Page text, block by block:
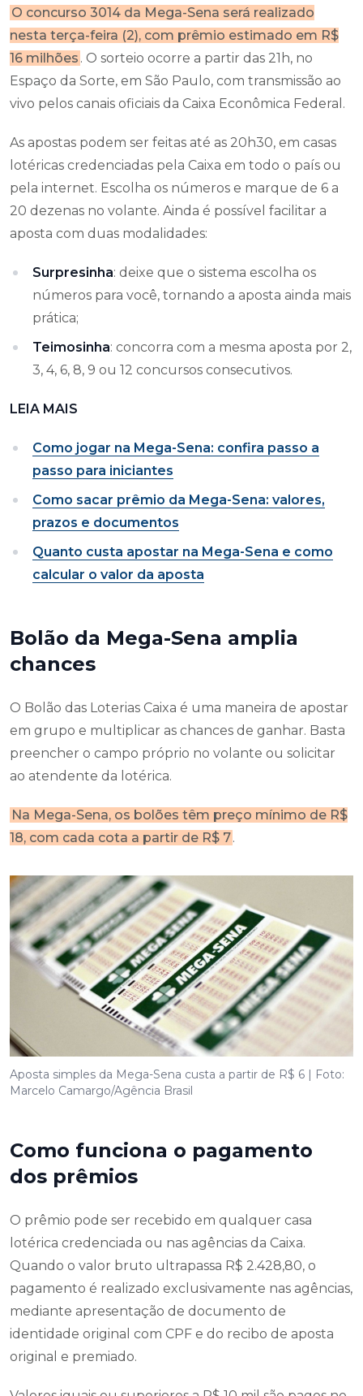
O concurso 3014 da Mega-Sena será realizado
nesta terça-feira (2), com prêmio estimado em R$
16 milhões . O sorteio ocorre a partir das 21h, no
Espaço da Sorte, em São Paulo, com transmissão ao
vivo pelos canais oficiais da Caixa Econômica Federal.
As apostas podem ser feitas até as 20h30, em casas
lotéricas credenciadas pela Caixa em todo o país ou
pela internet. Escolha os números e marque de 6 a
20 dezenas no volante. Ainda é possível facilitar a
aposta com duas modalidades:
Surpresinha: deixe que o sistema escolha os
números para você, tornando a aposta ainda mais
prática;
Teimosinha: concorra com a mesma aposta por 2,
3, 4, 6, 8, 9 ou 12 concursos consecutivos.
LEIA MAIS
Como jogar na Mega-Sena: confira passo a
passo para iniciantes
Como sacar prêmio da Mega-Sena: valores,
prazos e documentos
Quanto custa apostar na Mega-Sena e como
calcular o valor da aposta
Bolão da Mega-Sena amplia
chances
O Bolão das Loterias Caixa é uma maneira de apostar
em grupo e multiplicar as chances de ganhar. Basta
preencher o campo próprio no volante ou solicitar
ao atendente da lotérica.
Na Mega-Sena, os bolões têm preço mínimo de R$
18, com cada cota a partir de R$ 7.
Aposta simples da Mega-Sena custa a partir de R$ 6 | Foto:
Marcelo Camargo/Agência Brasil
Como funciona o pagamento
dos prêmios
O prêmio pode ser recebido em qualquer casa
lotérica credenciada ou nas agências da Caixa.
Quando o valor bruto ultrapassa R$ 2.428,80, o
pagamento é realizado exclusivamente nas agências,
mediante apresentação de documento de
identidade original com CPF e do recibo de aposta
original e premiado.